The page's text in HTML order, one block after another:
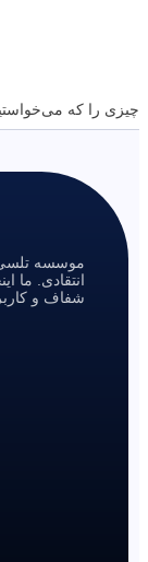
چیزی را که
موسسه
انتقادی. ما
شفاف و